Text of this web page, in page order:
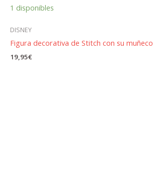
1 disponibles
DISNEY
Figura decorativa de Stitch con su muñeco
19,95€